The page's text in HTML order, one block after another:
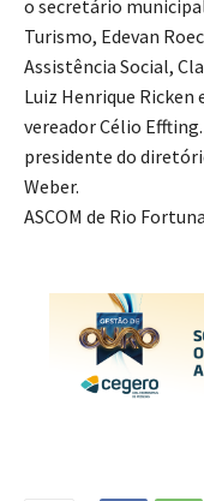
o secretário
Turismo, Edevan
Assistência Social,
Luiz Henrique Ricken
vereador Célio
presidente do
Weber.
ASCOM de Rio Fortuna